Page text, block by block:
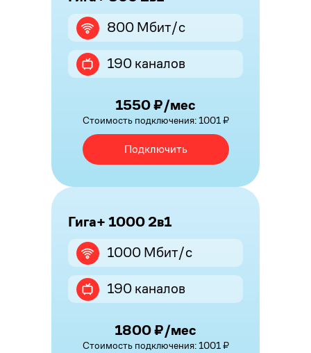
800 Мбит/с
190 каналов
1550 ₽/мес
Стоимость подключения: 1001 ₽
Подключить
Гига+ 1000 2в1
1000 Мбит/с
190 каналов
1800 ₽/мес
Стоимость подключения: 1001 ₽